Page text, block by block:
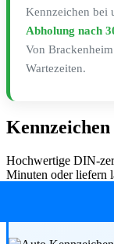
Kennzeichen bei
Abholung nach
Von
Wartezeiten.
Hochwertige DIN-
Minuten oder liefern